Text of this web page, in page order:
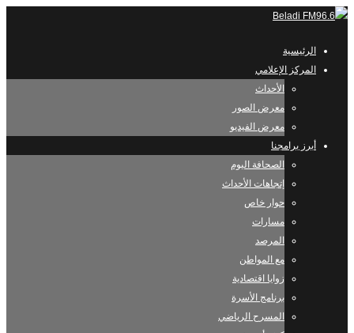
الرئيسية
المركز الإعلامي
الأحداث
معرض الصور
معرض الفيديو
أبرز برامجنا
الصحافة اليوم
إتجاهات الأحداث
حوار خاص
مسارات
المرصد
مع المواطن
زوايا اقتصادية
برنامج الأسرة
المسرح الرياضي